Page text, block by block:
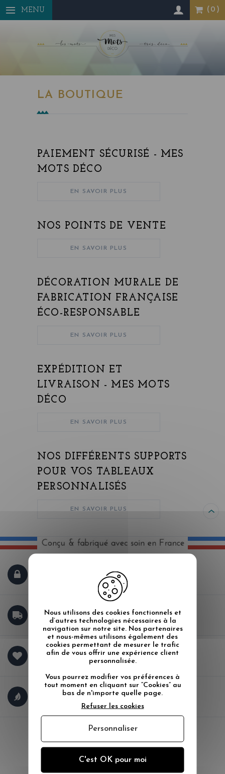
MENU
LA BOUTIQUE
PAIEMENT SÉCURISÉ - MES
MOTS DÉCO
EN SAVOIR PLUS
NOS POINTS DE VENTE
EN SAVOIR PLUS
DÉCORATION MURALE DE
FABRICATION FRANÇAISE
ÉCO-RESPONSABLE
EN SAVOIR PLUS
EXPÉDITION ET
LIVRAISON - MES MOTS
DÉCO
EN SAVOIR PLUS
NOS DIFFÉRENTS SUPPORTS
POUR VOS TABLEAUX
PERSONNALISÉS
EN SAVOIR PLUS
PAIEMENT SÉCURISÉ
LIVRAISON GRATUITE
DÈS 150 € D'ACHAT
SERVICE CLIENT À
VOTRE ÉCOUTE
FABRICATION FRANÇAISE
ÉCO-RESPONSABLE
contact@mesmotsdeco.com
Nous utilisons des cookies fonctionnels et
d’autres technologies nécessaires à la
navigation sur notre site. Nos partenaires
et nous-mêmes utilisons également des
cookies permettant de mesurer le trafic
afin de vous offrir une expérience client
personnalisée.
Vous pourrez modifier vos préférences à
tout moment en cliquant sur “Cookies” au
bas de n'importe quelle page.
C'est OK pour moi
Refuser les cookies
Personnaliser